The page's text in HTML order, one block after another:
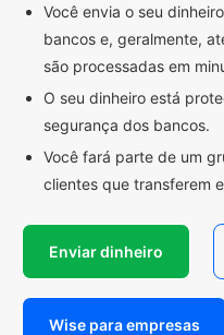
Você envia o seu
bancos e, geralmente,
são processadas em
O seu dinheiro está
segurança dos bancos.
Você fará parte de um
clientes que transferem
Enviar dinheiro
Wise para empresas